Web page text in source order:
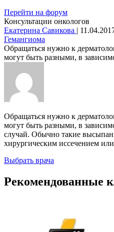
Перейти на форум
Консультации онкологов
Екатерина Савикова |
Гемангиома
Обращаться нужно к
могут быть разными, в
Обращаться нужно к
могут быть разными, в
случай. Обычно такие
хирургическим иссечением
Выбрать врача
Рекомендованные